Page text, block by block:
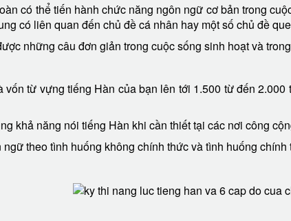
có thể tiến hành chức năng ngôn ngữ cơ bản trong
có liên quan đến chủ đề cá nhân hay một số chủ đề
những câu đơn giản trong cuộc sống sinh hoạt và
từ vựng tiếng Hàn của bạn lên tới 1.500 từ đến
khả năng nói tiếng Hàn khi cần thiết tại các nơi công
theo tình huống không chính thức và tình huống chính